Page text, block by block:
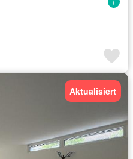
Aktualisiert